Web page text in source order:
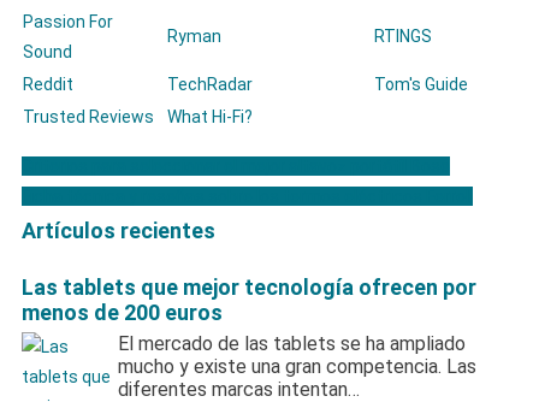
Passion For
Sound
Ryman RTINGS
Reddit TechRadar
Tom's Guide
Trusted Reviews
What Hi-Fi?
Navegación
de
Artículos recientes
Las tablets que mejor tecnología ofrecen por
menos de 200 euros
El mercado de las tablets se ha ampliado
mucho y existe una gran competencia. Las
diferentes marcas intentan…